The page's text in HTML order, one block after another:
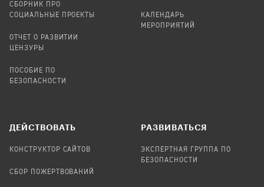
СБОРНИК ПРО
СОЦИАЛЬНЫЕ ПРОЕКТЫ
ОТЧЕТ О РАЗВИТИИ
ЦЕНЗУРЫ
ПОСОБИЕ ПО
БЕЗОПАСНОСТИ
КАЛЕНДАРЬ
МЕРОПРИЯТИЙ
ДЕЙСТВОВАТЬ
КОНСТРУКТОР САЙТОВ
СБОР ПОЖЕРТВОВАНИЙ
РАЗВИВАТЬСЯ
ЭКСПЕРТНАЯ ГРУППА ПО
БЕЗОПАСНОСТИ